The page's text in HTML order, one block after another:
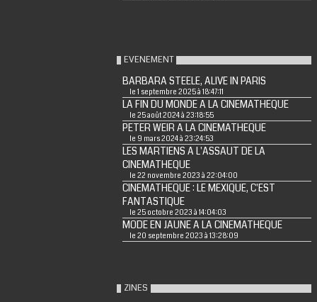
EVENEMENT
BARBARA STEELE, ALIVE IN PARIS
le 1 septembre 2025 à 18:47:11
LA FIN DU MONDE A LA CINEMATHEQUE
le 25 août 2024 à 23:18:55
PETER WEIR A LA CINEMATHEQUE
le 9 mars 2024 à 23:24:53
LES MARTIENS A L'ASSAUT DE LA
CINEMATHEQUE
le 22 novembre 2023 à 22:04:00
CINEMATHEQUE : LE MEXIQUE, C'EST
FANTASTIQUE
le 25 octobre 2023 à 14:04:03
MODE EN JAUNE A LA CINEMATHEQUE
le 20 septembre 2023 à 13:28:09
ZINES